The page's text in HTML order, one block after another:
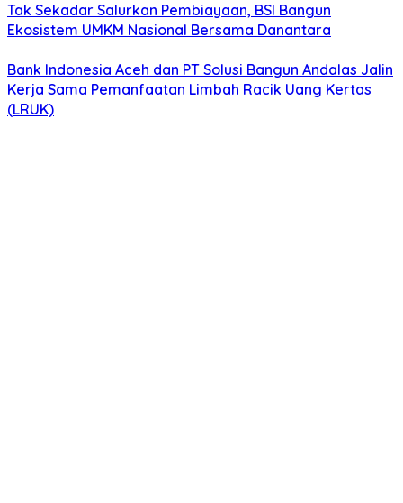
Tak Sekadar Salurkan Pembiayaan, BSI Bangun
Ekosistem UMKM Nasional Bersama Danantara
Bank Indonesia Aceh dan PT Solusi Bangun Andalas Jalin
Kerja Sama Pemanfaatan Limbah Racik Uang Kertas
(LRUK)